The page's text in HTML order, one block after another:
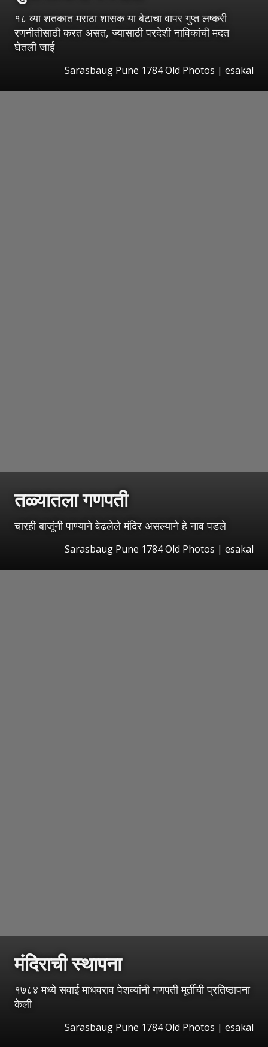
१८ व्या शतकात मराठा शासक या बेटाचा वापर गुप्त लष्करी
रणनीतीसाठी करत असत, ज्यासाठी परदेशी नाविकांची मदत
घेतली जाई
Sarasbaug Pune 1784 Old Photos | esakal
तळ्यातला गणपती
चारही बाजूंनी पाण्याने वेढलेले मंदिर असल्याने हे नाव पडले
Sarasbaug Pune 1784 Old Photos | esakal
मंदिराची स्थापना
१७८४ मध्ये सवाई माधवराव पेशव्यांनी गणपती मूर्तीची प्रतिष्ठापना
केली
Sarasbaug Pune 1784 Old Photos | esakal